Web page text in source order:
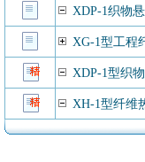
XDP-1织物
XG-1型工程
XDP-1型织
XH-1型纤维